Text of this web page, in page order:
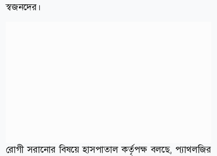
স্বজনদের।
রোগী সরানোর বিষয়ে হাসপাতাল কর্তৃপক্ষ বলছে, প্যাথলজির